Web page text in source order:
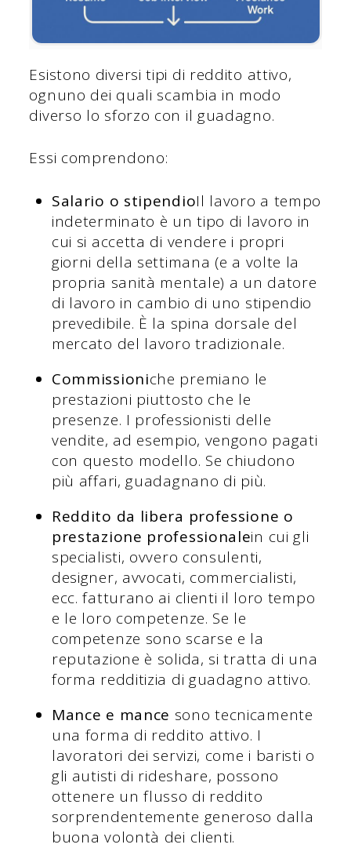
Esistono diversi tipi di reddito attivo,
ognuno dei quali scambia in modo
diverso lo sforzo con il guadagno.
Essi comprendono:
Salario o stipendioIl lavoro a tempo
indeterminato è un tipo di lavoro in
cui si accetta di vendere i propri
giorni della settimana (e a volte la
propria sanità mentale) a un datore
di lavoro in cambio di uno stipendio
prevedibile. È la spina dorsale del
mercato del lavoro tradizionale.
Commissioniche premiano le
prestazioni piuttosto che le
presenze. I professionisti delle
vendite, ad esempio, vengono pagati
con questo modello. Se chiudono
più affari, guadagnano di più.
Reddito da libera professione o
prestazione professionalein cui gli
specialisti, ovvero consulenti,
designer, avvocati, commercialisti,
ecc. fatturano ai clienti il loro tempo
e le loro competenze. Se le
competenze sono scarse e la
reputazione è solida, si tratta di una
forma redditizia di guadagno attivo.
Mance e mance sono tecnicamente
una forma di reddito attivo. I
lavoratori dei servizi, come i baristi o
gli autisti di rideshare, possono
ottenere un flusso di reddito
sorprendentemente generoso dalla
buona volontà dei clienti.